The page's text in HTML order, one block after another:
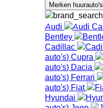
Merken huurauto's
Audi
Bentley
Cadillac
auto's) Cupra
auto's) Dacia
auto's) Ferrari
auto's) Fiat
Hyundai